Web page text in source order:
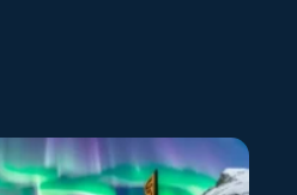
Nuevo